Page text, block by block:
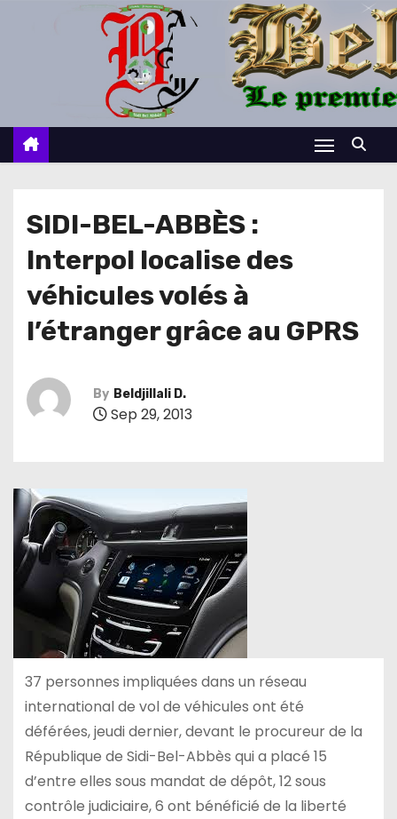
c
SIDI-BEL-ABBÈS :
Interpol localise des
véhicules volés à
l’étranger grâce au GPRS
By Beldjillali D.
Sep 29, 2013
37 personnes impliquées dans un réseau
international de vol de véhicules ont été
déférées, jeudi dernier, devant le procureur de la
République de Sidi-Bel-Abbès qui a placé 15
d’entre elles sous mandat de dépôt, 12 sous
contrôle judiciaire, 6 ont bénéficié de la liberté